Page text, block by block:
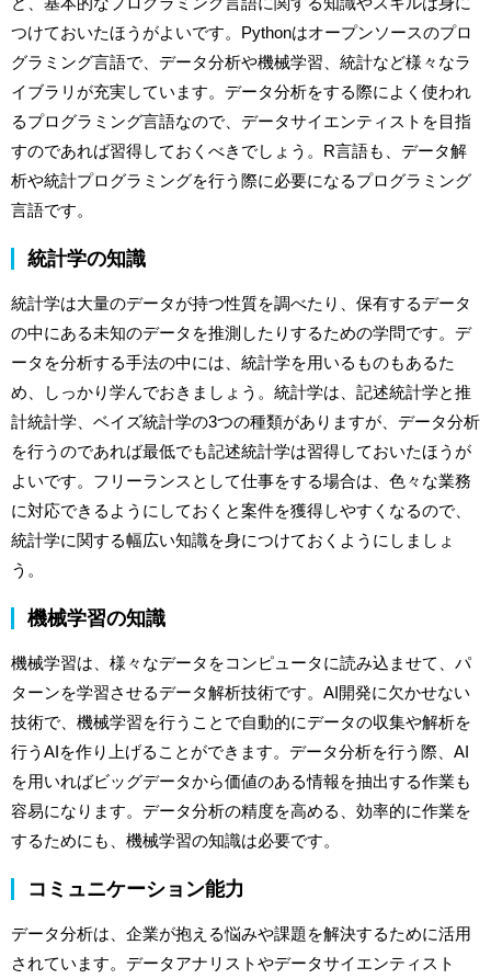
つけておいたほうがよいです。Pythonはオープンソースのプロ
グラミング言語で、データ分析や機械学習、統計など様々なラ
イブラリが充実しています。データ分析をする際によく使われ
るプログラミング言語なので、データサイエンティストを目指
すのであれば習得しておくべきでしょう。R言語も、データ解
析や統計プログラミングを行う際に必要になるプログラミング
言語です。
統計学の知識
統計学は大量のデータが持つ性質を調べたり、保有するデータ
の中にある未知のデータを推測したりするための学問です。デ
ータを分析する手法の中には、統計学を用いるものもあるた
め、しっかり学んでおきましょう。統計学は、記述統計学と推
計統計学、ベイズ統計学の3つの種類がありますが、データ分析
を行うのであれば最低でも記述統計学は習得しておいたほうが
よいです。フリーランスとして仕事をする場合は、色々な業務
に対応できるようにしておくと案件を獲得しやすくなるので、
統計学に関する幅広い知識を身につけておくようにしましょ
う。
機械学習の知識
機械学習は、様々なデータをコンピュータに読み込ませて、パ
ターンを学習させるデータ解析技術です。AI開発に欠かせない
技術で、機械学習を行うことで自動的にデータの収集や解析を
行うAIを作り上げることができます。データ分析を行う際、AI
を用いればビッグデータから価値のある情報を抽出する作業も
容易になります。データ分析の精度を高める、効率的に作業を
するためにも、機械学習の知識は必要です。
コミュニケーション能力
データ分析は、企業が抱える悩みや課題を解決するために活用
されています。データアナリストやデータサイエンティスト